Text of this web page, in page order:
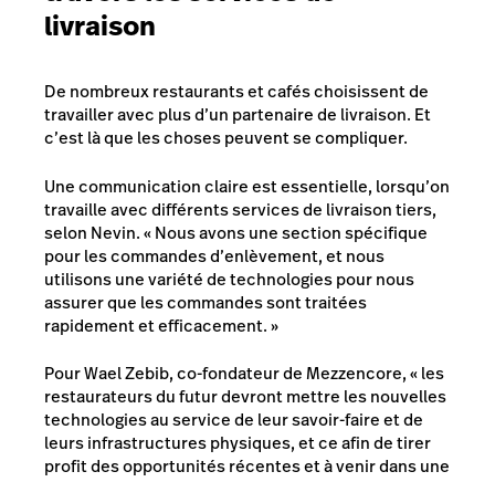
livraison
De nombreux restaurants et cafés choisissent de
travailler avec plus d’un partenaire de livraison. Et
c’est là que les choses peuvent se compliquer.
Une communication claire est essentielle, lorsqu’on
travaille avec différents services de livraison tiers,
selon Nevin. « Nous avons une section spécifique
pour les commandes d’enlèvement, et nous
utilisons une variété de technologies pour nous
assurer que les commandes sont traitées
rapidement et efficacement. »
Pour Wael Zebib, co-fondateur de Mezzencore,« les
restaurateurs du futur devront mettre les nouvelles
technologies au service de leur savoir-faire et de
leurs infrastructures physiques, et ce afin de tirer
profit des opportunités récentes et à venir dans une